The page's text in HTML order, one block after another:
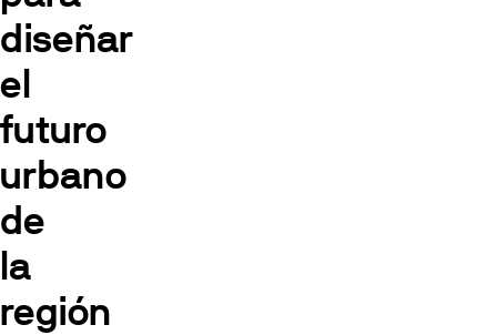
diseñar
el
futuro
urbano
de
la
región